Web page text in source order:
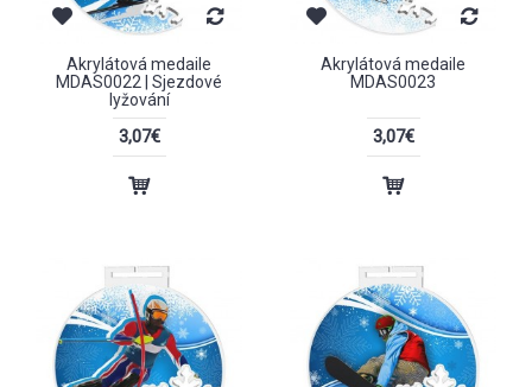
Akrylátová medaile
MDAS0022 | Sjezdové
lyžování
3,07€
Akrylátová medaile
MDAS0023
3,07€